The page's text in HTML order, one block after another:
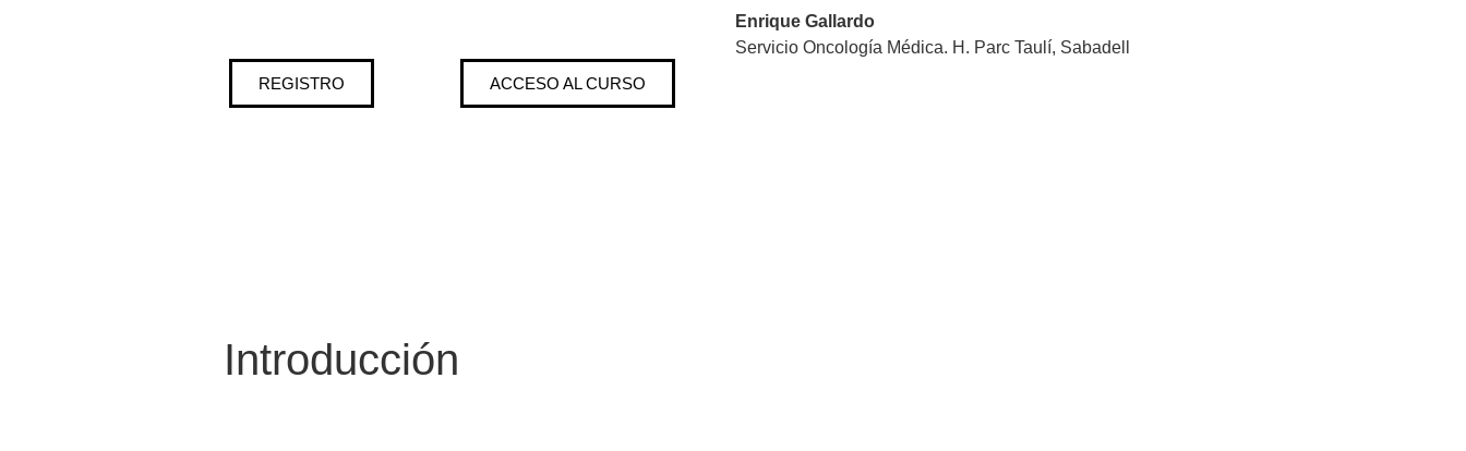
REGISTRO ACCESO AL CURSO
Enrique Gallardo
Servicio Oncología Médica. H. Parc Taulí, Sabadell
Introducción